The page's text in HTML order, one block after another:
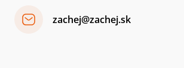
zachej@zachej.sk